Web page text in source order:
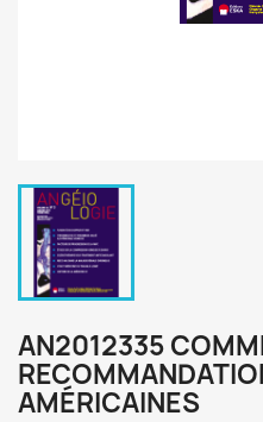
AN2012335
AMÉRICAINES